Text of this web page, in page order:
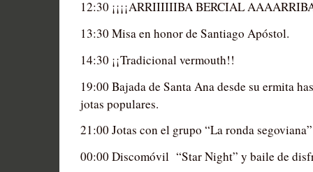
12:30 ¡¡¡¡ARRIIIIIIBA BERCIAL
13:30 Misa en honor de Santiago Apóstol.
14:30 ¡¡Tradicional vermouth!!
19:00 Bajada de Santa Ana desde su ermita
jotas populares.
21:00 Jotas con el grupo “La ronda
00:00 Discomóvil “Star Night” y baile de